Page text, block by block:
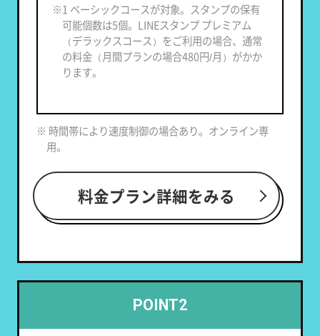
※1 ベーシックコースが対象。スタンプの保有
可能個数は5個。LINEスタンプ プレミアム
（デラックスコース）をご利用の場合、通常
の料金（月間プランの場合480円/月）がかか
ります。
※ 時間帯により速度制御の場合あり。オンライン専
用。
料金プラン詳細をみる
POINT2